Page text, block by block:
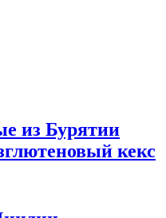
из Бурятии
кекс